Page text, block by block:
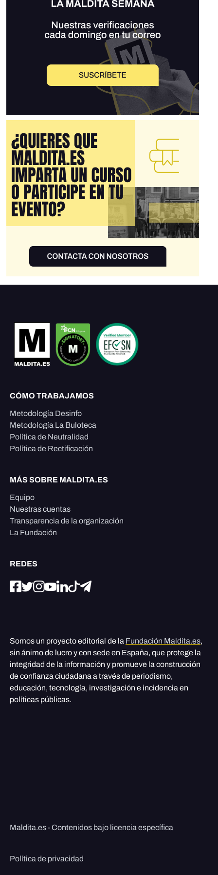
CÓMO TRABAJAMOS
Metodología Desinfo
Metodología La Buloteca
Política de Neutralidad
Política de Rectificación
MÁS SOBRE MALDITA.ES
Equipo
Nuestras cuentas
Transparencia de la organización
La Fundación
REDES
Somos un proyecto editorial de la Fundación Maldita.es,
sin ánimo de lucro y con sede en España, que protege la
integridad de la información y promueve la construcción
de confianza ciudadana a través de periodismo,
educación, tecnología, investigación e incidencia en
políticas públicas.
Maldita.es - Contenidos bajo licencia específica
Política de privacidad